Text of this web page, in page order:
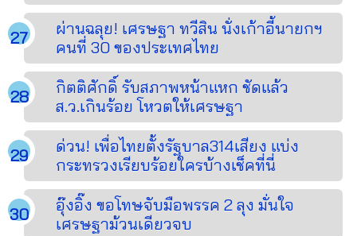
ผ่านฉลุย! เศรษฐา ทวีสิน นั่งเก้าอี้นายกฯ
คนที่ 30 ของประเทศไทย
กิตติศักดิ์ รับสภาพหน้าแหก ชัดแล้ว
ส.ว.เกินร้อย โหวตให้เศรษฐา
ด่วน! เพื่อไทยตั้งรัฐบาล314เสียง แบ่ง
กระทรวงเรียบร้อยใครบ้างเช็คที่นี่
อุ๊งอิ๊ง ขอโทษจับมือพรรค 2 ลุง มั่นใจ
เศรษฐาม้วนเดียวจบ